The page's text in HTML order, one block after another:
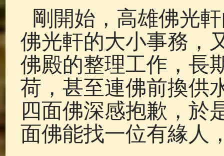
剛開始，高雄佛光
佛光軒的大小事務，
佛殿的整理工作，長
荷，甚至連佛前換供
四面佛深感抱歉，於
面佛能找一位有緣人